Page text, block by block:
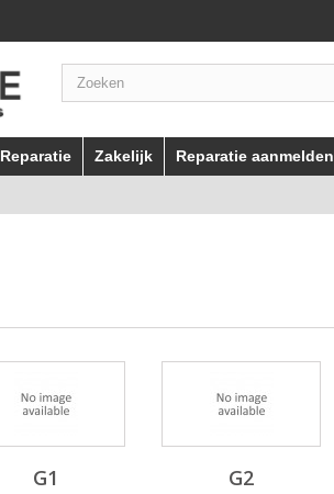
Reparatie Zakelijk Reparatie aanmelden
G1 G2